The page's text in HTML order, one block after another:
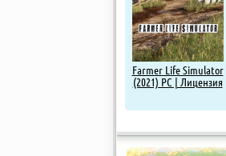
Farmer Life Simulator
(2021) PC | Лицензия